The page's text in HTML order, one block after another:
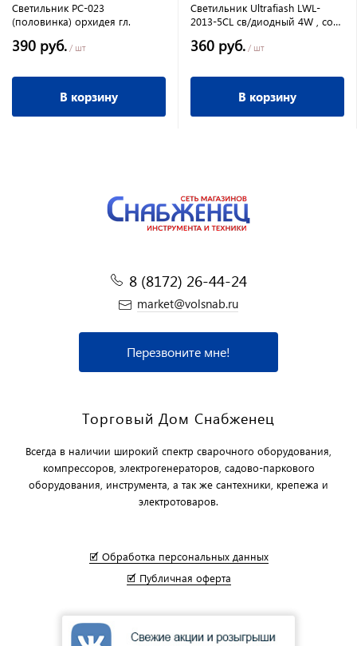
Светильник РС-023
(половинка) орхидея гл.
390 руб. / шт
В корзину
Светильник Ultrafiash LWL-
2013-5CL св/диодный 4W , со
360 руб. / шт
В корзину
8 (8172) 26-44-24
market@volsnab.ru
Перезвоните мне!
Торговый Дом Снабженец
Всегда в наличии широкий спектр сварочного оборудования,
компрессоров, электрогенераторов, садово-паркового
оборудования, инструмента, а так же сантехники, крепежа и
электротоваров.
🗹 Обработка персональных данных
🗹 Публичная оферта